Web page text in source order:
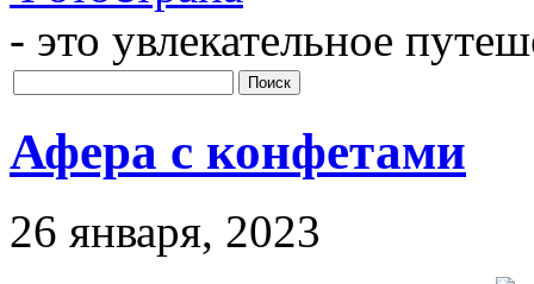
- это увлекательное
Афера с конфетами
26 января, 2023